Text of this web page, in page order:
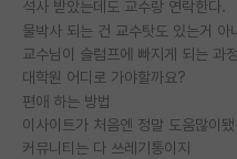
석사 받았는데도 교수랑 연락한다.
물박사 되는 건 교수탓도 있는거 아
교수님이 슬럼프에 빠지게 되는 과정
대학원 어디로 가야할까요?
편애 하는 방법
이사이트가 처음엔 정말 도움많이됐
커뮤니티는 다 쓰레기통이지